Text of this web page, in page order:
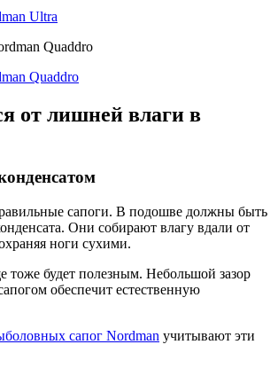
Ultra
Quaddro
от лишней влаги в
сапоги. В подошве должны быть
Они собирают влагу вдали от
ноги сухими.
тоже будет полезным. Небольшой зазор
обеспечит естественную
сапог Nordman учитывают эти